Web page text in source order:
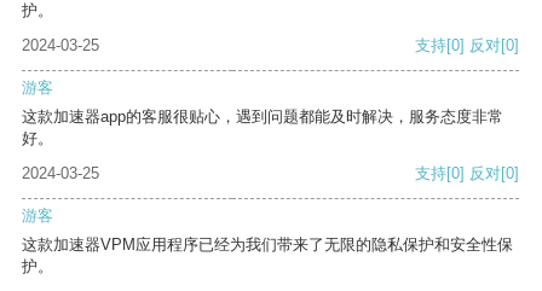
护。
2024-03-25
支持[0] 反对[0]
游客
这款加速器app的客服很贴心，遇到问题都能及时解决，服务态度非常
好。
2024-03-25
支持[0] 反对[0]
游客
这款加速器VPM应用程序已经为我们带来了无限的隐私保护和安全性保
护。